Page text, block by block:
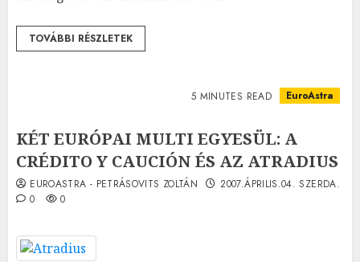
TOVÁBBI RÉSZLETEK
5 MINUTES READ EuroAstra
KÉT EURÓPAI MULTI EGYESÜL: A
CRÉDITO Y CAUCIÓN ÉS AZ ATRADIUS
EUROASTRA - PETRÁSOVITS ZOLTÁN
2007.ÁPRILIS.04. SZERDA.
0
0